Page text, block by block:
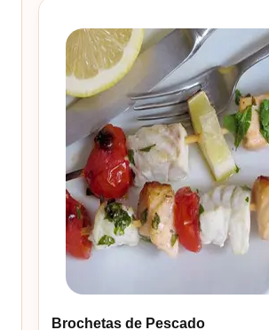
Brochetas de Pescado